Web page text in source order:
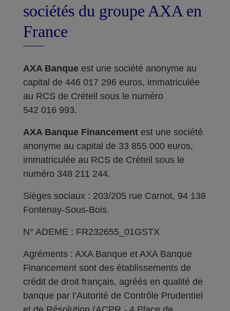
sociétés du groupe AXA en
France
AXA Banque est une société anonyme au
capital de 446 017 296 euros, immatriculée
au RCS de Créteil sous le numéro
542 016 993.
AXA Banque Financement est une société
anonyme au capital de 33 855 000 euros,
immatriculée au RCS de Créteil sous le
numéro 348 211 244.
Sièges sociaux : 203/205 rue Carnot, 94 138
Fontenay-Sous-Bois.
N° ADEME : FR232655_01GSTX
Agréments : AXA Banque et AXA Banque
Financement sont des établissements de
crédit de droit français, agréés en qualité de
banque par l’Autorité de Contrôle Prudentiel